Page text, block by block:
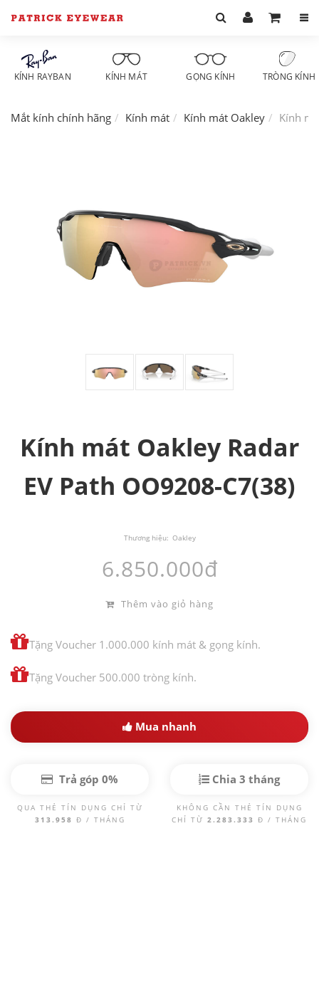
KÍNH RAYBAN KÍNH MÁT GỌNG KÍNH TRÒNG KÍNH
Mắt kính chính hãng Kính mát Kính mát Oakley Kính
Kính mát Oakley Radar
EV Path OO9208-C7(38)
Thương hiệu: Oakley
6.850.000đ
Thêm vào giỏ hàng
Tặng Voucher 1.000.000 kính mát & gọng kính.
Tặng Voucher 500.000 tròng kính.
Mua nhanh
Trả góp 0%
QUA THẺ TÍN DỤNG CHỈ TỪ
313.958 Đ / THÁNG
Chia 3 tháng
KHÔNG CẦN THẺ TÍN DỤNG
CHỈ TỪ 2.283.333 Đ / THÁNG